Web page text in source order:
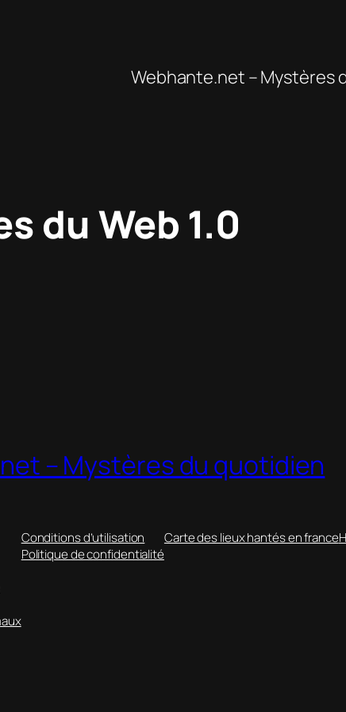
Webhante.net – Mystères
du Web 1.0
– Mystères du quotidien
Conditions d’utilisation
Politique de confidentialité
Carte des lieux hantés en france